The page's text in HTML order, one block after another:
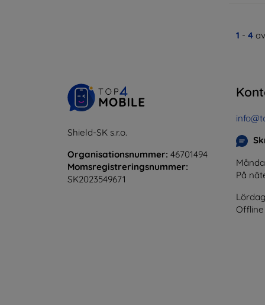
1 - 4
Shield-SK s.r.o.
Organisationsnummer: 46701494
Momsregistreringsnummer:
SK2023549671
På
Offline